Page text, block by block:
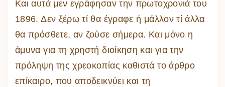
Και αυτά μεν εγράφησαν την πρωτοχρονιά του
1896. Δεν ξέρω τί θα έγραφε ή μάλλον τί άλλα
θα πρόσθετε, αν ζούσε σήμερα. Και μόνο η
άμυνα για τη χρηστή διοίκηση και για την
πρόληψη της χρεοκοπίας καθιστά το άρθρο
επίκαιρο, που αποδεικνύει και τη